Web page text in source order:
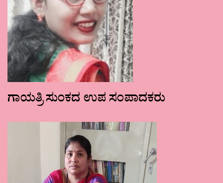
ಗಾಯತ್ರಿ ಸುಂಕದ ಉಪ ಸಂಪಾದಕರು